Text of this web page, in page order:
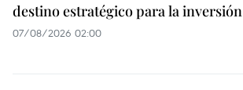
destino estratégico para la inversión
07/08/2026 02:00